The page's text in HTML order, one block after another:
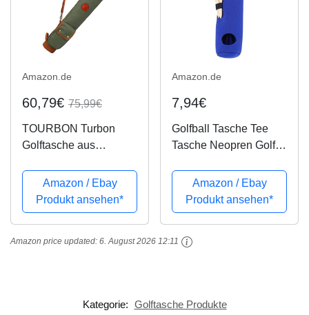
Amazon.de
60,79€ 75,99€
TOURBON Turbon
Golftasche aus
Herren und Damen,
Grün
Amazon / Ebay
Produkt ansehen*
Amazon.de
7,94€
Golfball Tasche Tee
Tasche Neopren Golf
Utility Pouch mit Tees,
Golf Tees Halter
Tragetasche
Tragetasche Gürtel
Tasche Sport Golf...
Amazon / Ebay
Produkt ansehen*
Amazon price updated: 6. August 2026 12:11
Kategorie: Golftasche Produkte